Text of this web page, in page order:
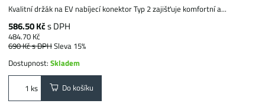
Kvalitní držák na EV nabíjecí konektor Typ 2 zajišťuje komfortní a...
586.50 Kčs DPH
484.70 Kč
690 Kčs DPHSleva 15%
Dostupnost:Skladem
ks Do košíku